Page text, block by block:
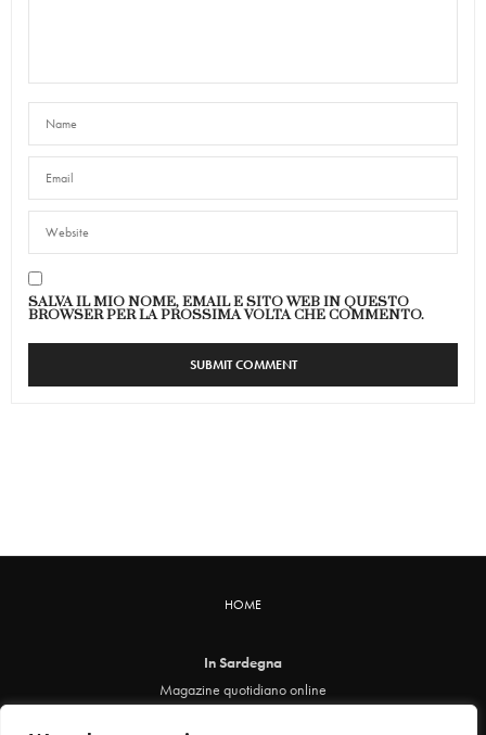
SALVA IL MIO NOME, EMAIL E SITO WEB IN QUESTO
BROWSER PER LA PROSSIMA VOLTA CHE COMMENTO.
HOME
In Sardegna
Magazine quotidiano online